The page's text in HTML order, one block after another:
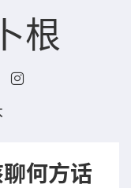
根
何方话